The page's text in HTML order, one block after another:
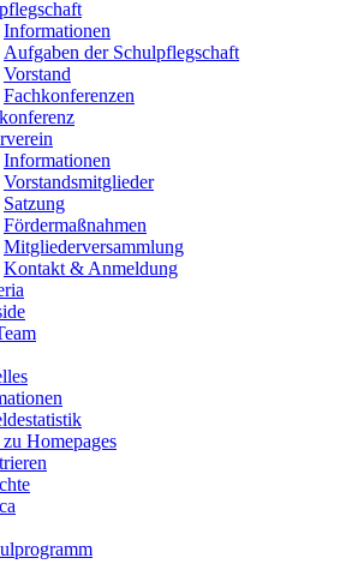
Informationen
Aufgaben der Schulpflegschaft
Vorstand
Fachkonferenzen
Informationen
Vorstandsmitglieder
Satzung
Fördermaßnahmen
Mitgliederversammlung
Kontakt & Anmeldung
Homepages